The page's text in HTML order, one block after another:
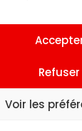
Refuser
Voir les